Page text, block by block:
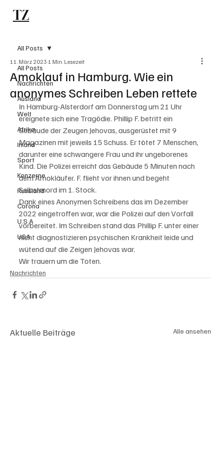
TZ
All Posts
Nachrichten
Ausland
Welt
Afrika
Inland
Sport
Konzerne
Russland
Corona
U.S.A
USA
All Posts
Amoklauf in Hamburg. Wie ein
anonymes Schreiben Leben rettete
11. März 2023 1 Min. Lesezeit
In Hamburg-Alsterdorf am Donnerstag um 21 Uhr
ereignete sich eine Tragödie. Phillip F. betritt ein
Gebäude der Zeugen Jehovas, ausgerüstet mit 9
Magazinen mit jeweils 15 Schuss. Er tötet 7 Menschen,
darunter eine schwangere Frau und ihr ungeborenes
Kind. Die Polizei erreicht das Gebäude 5 Minuten nach
dem Amokläufer. F. flieht vor ihnen und begeht
Selbstmord im 1. Stock.
Dank eines Anonymen Schreibens das im Dezember
2022 eingetroffen war, war die Polizei auf den Vorfall
vorbereitet. Im Schreiben stand das Phillip F. unter einer
nicht diagnostizieren psychischen Krankheit leide und
wütend auf die Zeigen Jehovas war.
Wir trauern um die Toten.
Nachrichten
Aktuelle Beiträge Alle ansehen